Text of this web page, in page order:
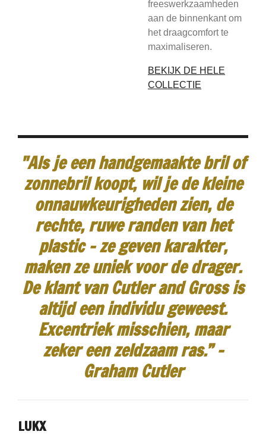
freeswerkzaamheden
aan de binnenkant om
het draagcomfort te
maximaliseren.
BEKIJK DE HELE
COLLECTIE
"Als je een handgemaakte bril of
zonnebril koopt, wil je de kleine
onnauwkeurigheden zien, de
rechte, ruwe randen van het
plastic - ze geven karakter,
maken ze uniek voor de drager.
De klant van Cutler and Gross is
altijd een individu geweest.
Excentriek misschien, maar
zeker een zeldzaam ras.” -
Graham Cutler
LUKX